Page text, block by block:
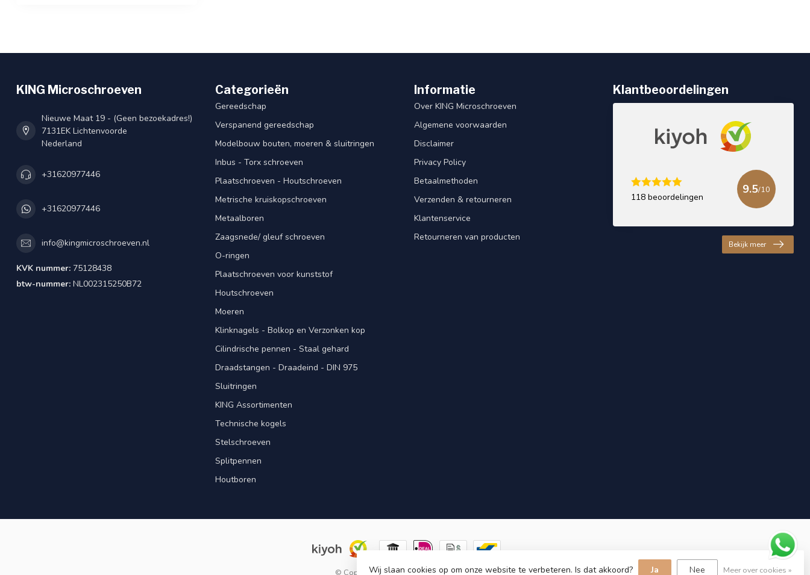
KING Microschroeven
Nieuwe Maat 19 - (Geen bezoekadres!)
7131EK Lichtenvoorde
Nederland
+31620977446
+31620977446
info@kingmicroschroeven.nl
KVK nummer: 75128438
btw-nummer: NL002315250B72
Categorieën
Gereedschap
Verspanend gereedschap
Modelbouw bouten, moeren & sluitringen
Inbus - Torx schroeven
Plaatschroeven - Houtschroeven
Metrische kruiskopschroeven
Metaalboren
Zaagsnede/ gleuf schroeven
O-ringen
Plaatschroeven voor kunststof
Houtschroeven
Moeren
Klinknagels - Bolkop en Verzonken kop
Cilindrische pennen - Staal gehard
Draadstangen - Draadeind - DIN 975
Sluitringen
KING Assortimenten
Technische kogels
Stelschroeven
Splitpennen
Houtboren
Informatie
Over KING Microschroeven
Algemene voorwaarden
Disclaimer
Privacy Policy
Betaalmethoden
Verzenden & retourneren
Klantenservice
Retourneren van producten
Klantbeoordelingen
118 beoordelingen
9.5/10
Bekijk meer
© Copyright 2026 KING Microschroeven
Wij slaan cookies op om onze website te verbeteren. Is dat akkoord? Ja Nee Meer over cookies »